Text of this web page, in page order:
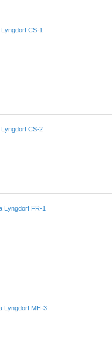
CS-1
Lyngdorf CS-2
Lyngdorf FR-1
Lyngdorf MH-3